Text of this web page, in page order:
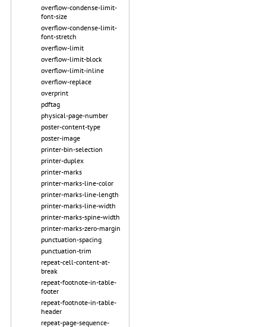
overflow-condense-limit-
font-size
overflow-condense-limit-
font-stretch
overflow-limit
overflow-limit-block
overflow-limit-inline
overflow-replace
overprint
pdftag
physical-page-number
poster-content-type
poster-image
printer-bin-selection
printer-duplex
printer-marks
printer-marks-line-color
printer-marks-line-length
printer-marks-line-width
printer-marks-spine-width
printer-marks-zero-margin
punctuation-spacing
punctuation-trim
repeat-cell-content-at-
break
repeat-footnote-in-table-
footer
repeat-footnote-in-table-
header
repeat-page-sequence-